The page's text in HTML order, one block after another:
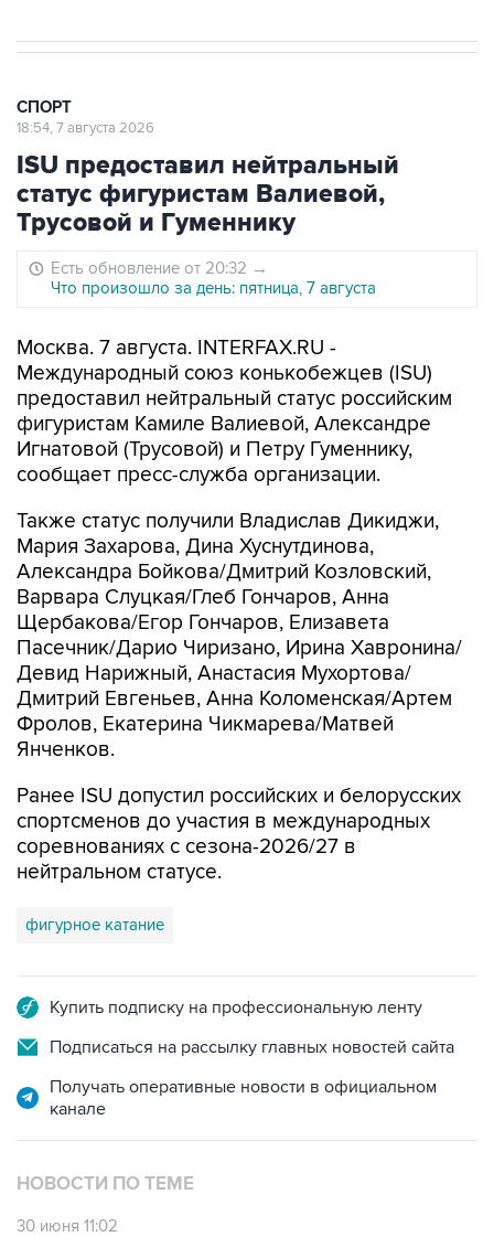
СПОРТ
18:54, 7 августа 2026
ISU предоставил нейтральный
статус фигуристам Валиевой,
Трусовой и Гуменнику
Есть обновление от 20:32 →
Что произошло за день: пятница, 7 августа
Москва. 7 августа. INTERFAX.RU -
Международный союз конькобежцев (ISU)
предоставил нейтральный статус российским
фигуристам Камиле Валиевой, Александре
Игнатовой (Трусовой) и Петру Гуменнику,
сообщает пресс-служба организации.
Также статус получили Владислав Дикиджи,
Мария Захарова, Дина Хуснутдинова,
Александра Бойкова/Дмитрий Козловский,
Варвара Слуцкая/Глеб Гончаров, Анна
Щербакова/Егор Гончаров, Елизавета
Пасечник/Дарио Чиризано, Ирина Хавронина/
Девид Нарижный, Анастасия Мухортова/
Дмитрий Евгеньев, Анна Коломенская/Артем
Фролов, Екатерина Чикмарева/Матвей
Янченков.
Ранее ISU допустил российских и белорусских
спортсменов до участия в международных
соревнованиях с сезона-2026/27 в
нейтральном статусе.
фигурное катание
Купить подписку на профессиональную ленту
Подписаться на рассылку главных новостей сайта
Получать оперативные новости в официальном
канале
НОВОСТИ ПО ТЕМЕ
30 июня 11:02